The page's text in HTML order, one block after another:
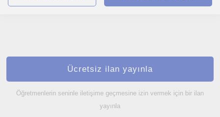
Ücretsiz ilan yayınla
Öğretmenlerin seninle iletişime geçmesine izin vermek için bir ilan
yayınla